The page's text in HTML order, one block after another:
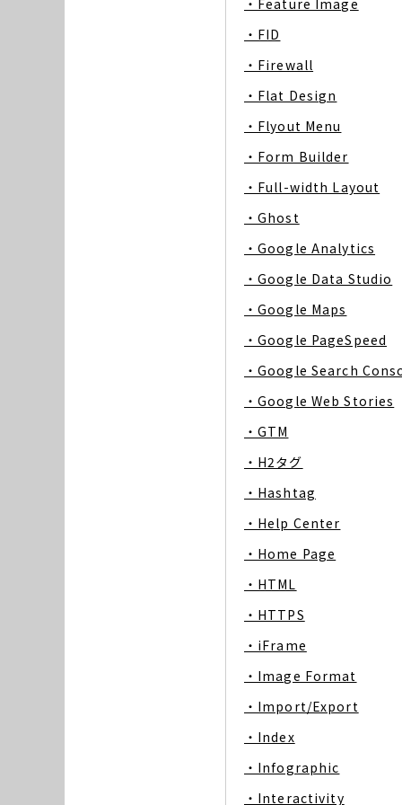
・Feature Image
・FID
・Firewall
・Flat Design
・Flyout Menu
・Form Builder
・Full-width Layout
・Ghost
・Google Analytics
・Google Data Studio
・Google Maps
・Google PageSpeed
・Google Search
・Google Web Stories
・GTM
・H2タグ
・Hashtag
・Help Center
・Home Page
・HTML
・HTTPS
・iFrame
・Image Format
・Import/Export
・Index
・Infographic
・Interactivity